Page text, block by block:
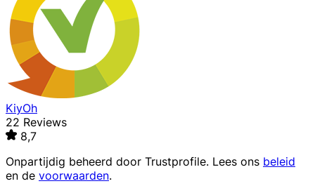
KiyOh
22 Reviews
8,7
Onpartijdig beheerd door Trustprofile. Lees ons beleid
en de voorwaarden.